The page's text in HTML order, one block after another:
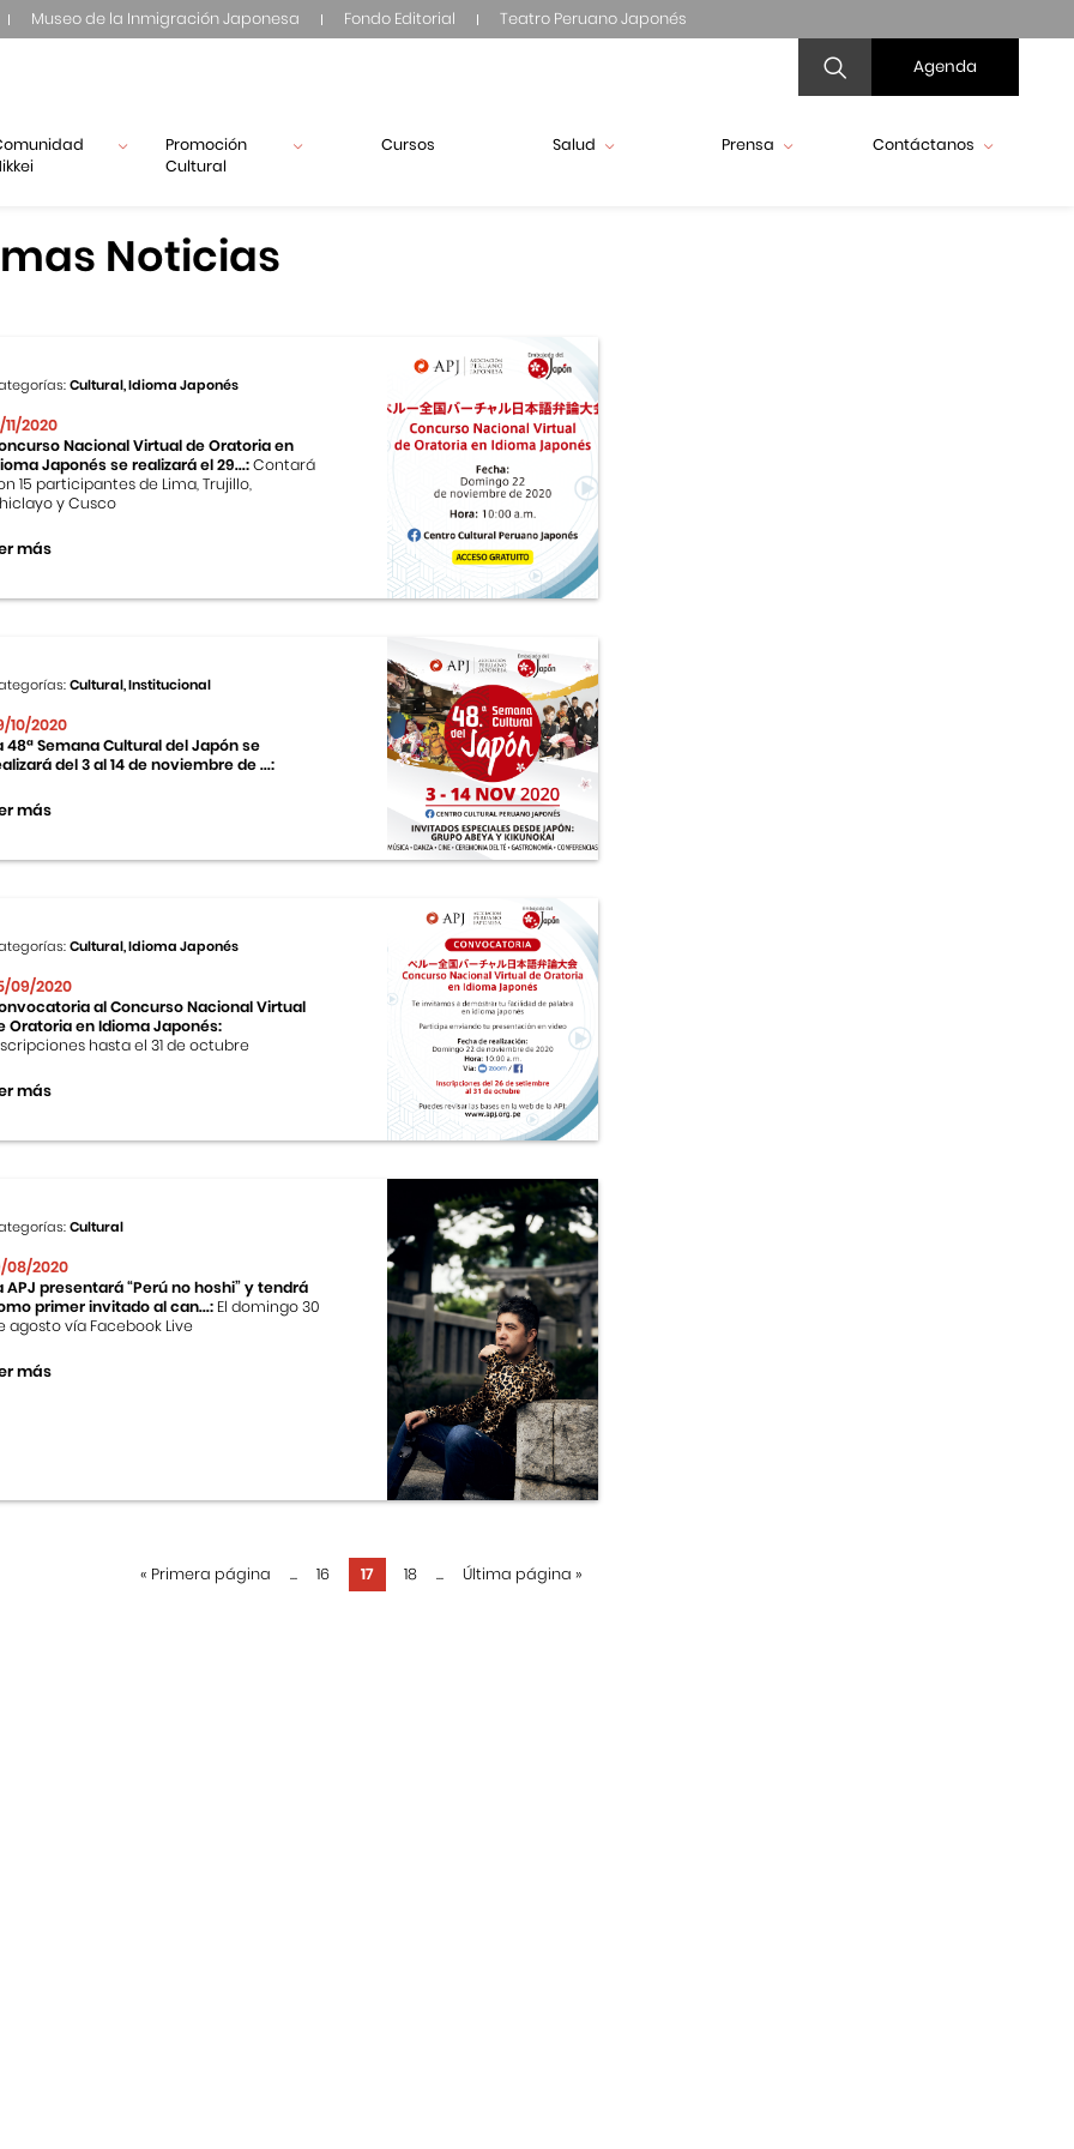
Museo de la Inmigración Japonesa Fondo Editorial Teatro Peruano Japonés
Agenda
Promoción
Cultural
Cursos Salud Prensa Contáctanos
Noticias
Cultural, Idioma Japonés
11/2020
Nacional Virtual de Oratoria en
Japonés se realizará el 29...:Contará
15 participantes de Lima, Trujillo,
y Cusco
más
Cultural, Institucional
10/2020
48ª Semana Cultural del Japón se
del 3 al 14 de noviembre de ...:
más
Cultural, Idioma Japonés
09/2020
al Concurso Nacional Virtual
Oratoria en Idioma Japonés:
hasta el 31 de octubre
más
Cultural
08/2020
APJ presentará “Perú no hoshi” y tendrá
primer invitado al can...: El domingo 30
agosto vía Facebook Live
más
« Primera página ... 16 17 18 ... Última página »